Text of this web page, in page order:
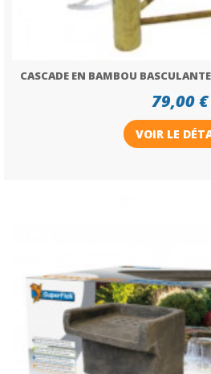
CASCADE EN BAMBOU
79,00 €
VOIR LE